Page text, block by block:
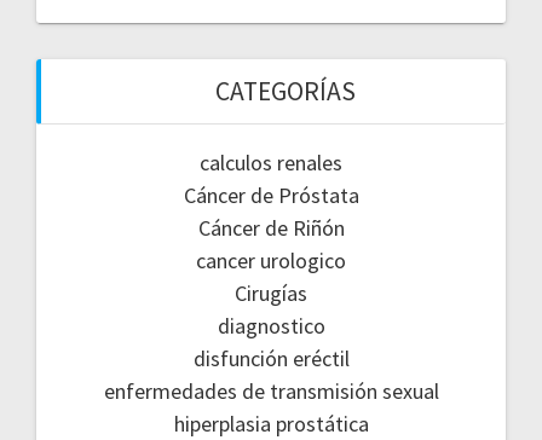
CATEGORÍAS
calculos renales
Cáncer de Próstata
Cáncer de Riñón
cancer urologico
Cirugías
diagnostico
disfunción eréctil
enfermedades de transmisión sexual
hiperplasia prostática